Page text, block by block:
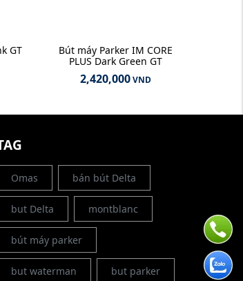
GT
Bút máy Parker IM CORE
PLUS Dark Green GT
2,420,000VND
Omas bán bút Delta
but Delta montblanc
bút máy parker
but waterman but parker